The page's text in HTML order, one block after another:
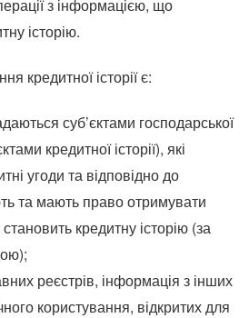
з інформацією, що
історію.
кредитної історії є:
суб’єктами господарської
кредитної історії), які
угоди та відповідно до
та мають право отримувати
кредитну історію (за
реєстрів, інформація з інших
користування, відкритих для